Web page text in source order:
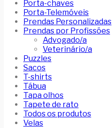
Porta-chaves
Porta-Telemóveis
Prendas Personalizadas
Prendas por Profissões
Advogado/a
Veterinário/a
Puzzles
Sacos
T-shirts
Tábua
Tapa olhos
Tapete de rato
Todos os produtos
Velas